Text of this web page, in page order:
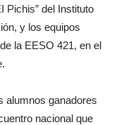
Pichis” del Instituto
y los equipos
la EESO 421, en el
alumnos ganadores
nacional que